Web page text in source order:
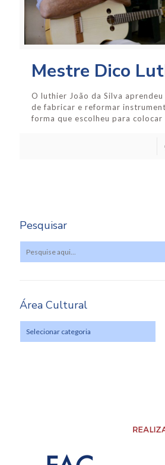
Mestre Dico
O luthier João da Silva
de fabricar e reformar
forma que escolheu para colocar
Pesquisar
Área Cultural